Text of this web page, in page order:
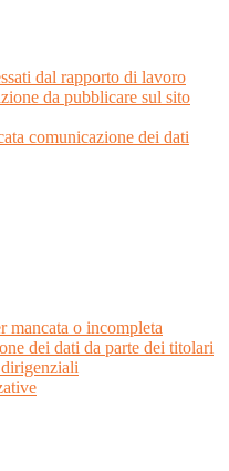
dal rapporto di lavoro
da pubblicare sul sito
comunicazione dei dati
mancata o incompleta
dei dati da parte dei titolari